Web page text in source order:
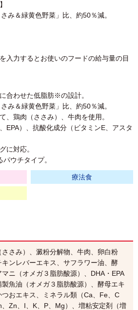
み＆緑黄色野菜」比、約50％減。
入力するとお使いのフードの給与量の目
合わせた低脂肪※の設計。
み＆緑黄色野菜」比、約50％減。
、鶏肉（ささみ）、牛肉を使用。
EPA）、抗酸化成分（ビタミンE、アスタ
に対応。
ウチタイプ。
療法食
ささみ）、澱粉分解物、牛肉、卵白粉
キンレバーエキス、サフラワー油、酵
マニ（オメガ３脂肪酸源）、DHA・EPA
製魚油（オメガ３脂肪酸源）、酵母エキ
つおエキス、ミネラル類（Ca、Fe、C
、Zn、I、K、P、Mg）、増粘安定剤（増